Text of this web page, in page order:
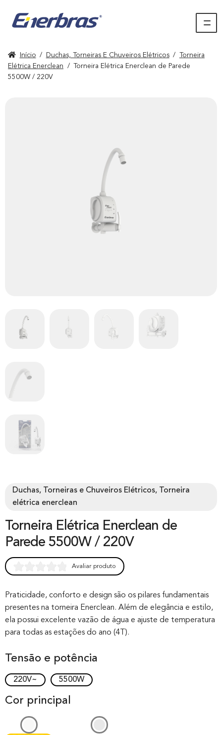
Início / Duchas, Torneiras E Chuveiros Elétricos /
Torneira
Elétrica Enerclean
/
Torneira Elétrica Enerclean de Parede
5500W / 220V
Duchas, Torneiras e Chuveiros Elétricos, Torneira
elétrica enerclean
Torneira Elétrica Enerclean de
Parede 5500W / 220V
out of 0
based on
customer
Avaliar produto
Praticidade, conforto e design são os pilares fundamentais
presentes na torneira Enerclean. Além de elegância e estilo,
ela possui excelente vazão de água e ajuste de temperatura
para todas as estações do ano (4T).
Tensão e potência
220V~ 5500W
Cor principal